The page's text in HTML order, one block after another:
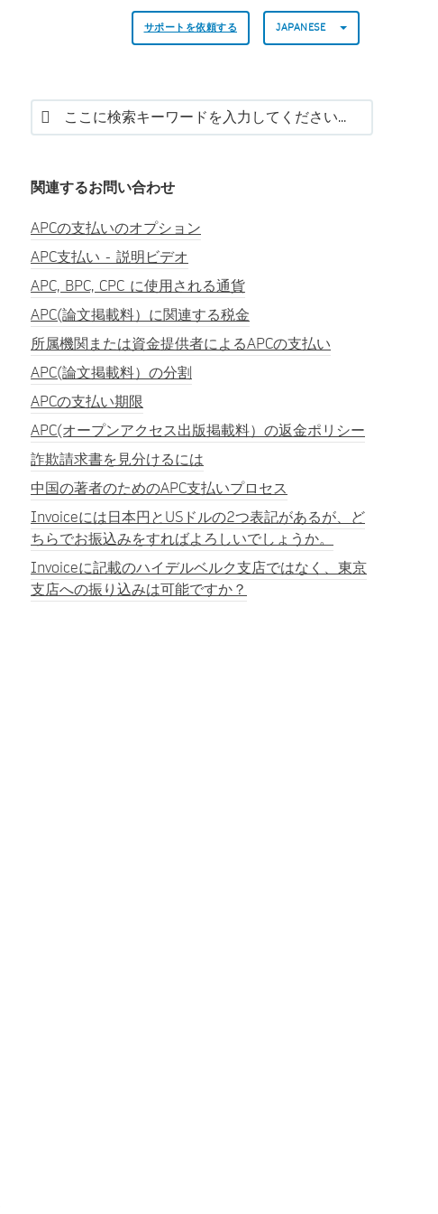
サポートを依頼する JAPANESE
関連するお問い合わせ
APCの支払いのオプション
APC支払い - 説明ビデオ
APC, BPC, CPC に使用される通貨
APC(論文掲載料）に関連する税金
所属機関または資金提供者によるAPCの支払い
APC(論文掲載料）の分割
APCの支払い期限
APC(オープンアクセス出版掲載料）の返金ポリシー
詐欺請求書を見分けるには
中国の著者のためのAPC支払いプロセス
Invoiceには日本円とUSドルの2つ表記があるが、ど
ちらでお振込みをすればよろしいでしょうか。
Invoiceに記載のハイデルベルク支店ではなく、東京
支店への振り込みは可能ですか？